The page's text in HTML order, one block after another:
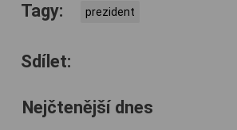
Tagy: prezident
Sdílet:
Nejčtenější dnes